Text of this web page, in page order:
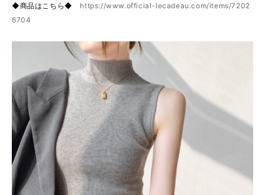
◆商品はこちら◆ https://www.official-lecadeau.com/items/7202
6704